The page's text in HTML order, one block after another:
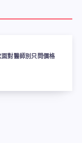
對醫師別只問價格